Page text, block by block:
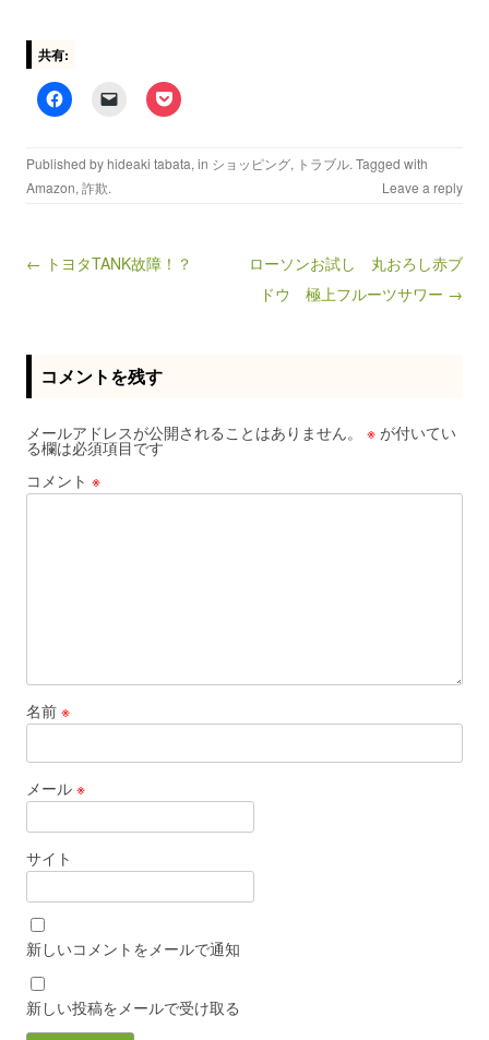
共有:
Published by hideaki tabata, in ショッピング, トラブル. Tagged with
Amazon, 詐欺. Leave a reply
Post navigation
← トヨタTANK故障！？
ローソンお試し 丸おろし赤ブ
ドウ 極上フルーツサワー →
コメントを残す
メールアドレスが公開されることはありません。 ※ が付いてい
る欄は必須項目です
コメント ※
名前 ※
メール ※
サイト
新しいコメントをメールで通知
新しい投稿をメールで受け取る